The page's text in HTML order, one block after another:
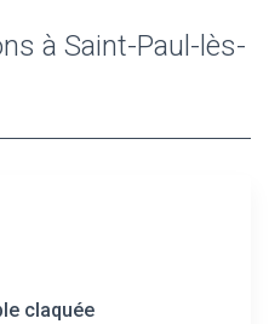
à Saint-Paul-lès-
claquée